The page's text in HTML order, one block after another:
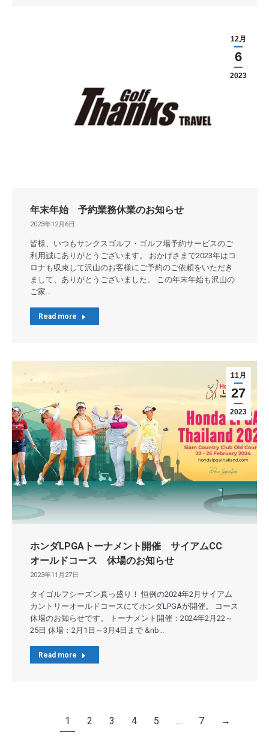
12月
6
2023
年末年始 予約業務休業のお知らせ
2023年12月6日
皆様、いつもサンクスゴルフ・ゴルフ場予約サービスのご
利用誠にありがとうございます。 おかげさまで2023年はコ
ロナも収束して沢山のお客様にご予約のご依頼をいただき
まして、ありがとうございました。 この年末年始も沢山の
ご家…
Read more
11月
27
2023
ホンダLPGAトーナメント開催 サイアムCC
オールドコース 休場のお知らせ
2023年11月27日
タイゴルフシーズン真っ盛り！ 恒例の2024年2月サイアム
カントリーオールドコースにてホンダLPGAが開催。 コース
休場のお知らせです。 トーナメント開催：2024年2月22～
25日 休場：2月1日～3月4日まで &nb…
Read more
1 2 3 4 5 … 7 →